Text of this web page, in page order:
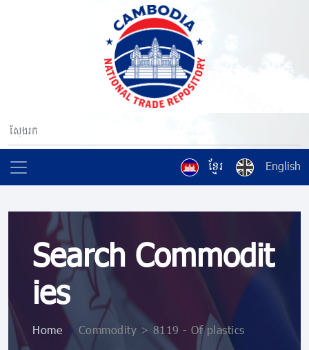
ខ្មែរ English
Search Commodit
ies
Home > Commodity > 8119 - Of plastics